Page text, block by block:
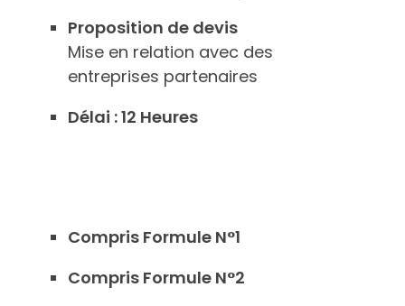
Proposition de devis
Mise en relation avec des
entreprises partenaires
Délai : 12 Heures
Compris Formule N°1
Compris Formule N°2